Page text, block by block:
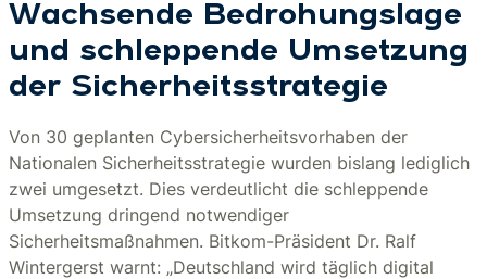
Wachsende Bedrohungslage
und schleppende Umsetzung
der Sicherheitsstrategie
Von 30 geplanten Cybersicherheitsvorhaben der
Nationalen Sicherheitsstrategie wurden bislang lediglich
zwei umgesetzt. Dies verdeutlicht die schleppende
Umsetzung dringend notwendiger
Sicherheitsmaßnahmen. Bitkom-Präsident Dr. Ralf
Wintergerst warnt: „Deutschland wird täglich digital